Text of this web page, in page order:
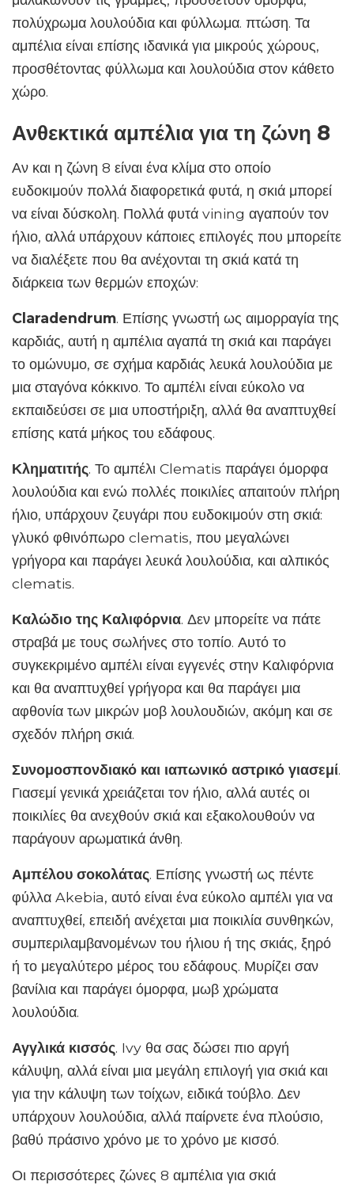
πολύχρωμα λουλούδια και φύλλωμα. πτώση. Τα
αμπέλια είναι επίσης ιδανικά για μικρούς χώρους,
προσθέτοντας φύλλωμα και λουλούδια στον κάθετο
χώρο.
Ανθεκτικά αμπέλια για τη ζώνη 8
Αν και η ζώνη 8 είναι ένα κλίμα στο οποίο
ευδοκιμούν πολλά διαφορετικά φυτά, η σκιά μπορεί
να είναι δύσκολη. Πολλά φυτά vining αγαπούν τον
ήλιο, αλλά υπάρχουν κάποιες επιλογές που μπορείτε
να διαλέξετε που θα ανέχονται τη σκιά κατά τη
διάρκεια των θερμών εποχών:
Claradendrum. Επίσης γνωστή ως αιμορραγία της
καρδιάς, αυτή η αμπέλια αγαπά τη σκιά και παράγει
το ομώνυμο, σε σχήμα καρδιάς λευκά λουλούδια με
μια σταγόνα κόκκινο. Το αμπέλι είναι εύκολο να
εκπαιδεύσει σε μια υποστήριξη, αλλά θα αναπτυχθεί
επίσης κατά μήκος του εδάφους.
Κληματιτής. Το αμπέλι Clematis παράγει όμορφα
λουλούδια και ενώ πολλές ποικιλίες απαιτούν πλήρη
ήλιο, υπάρχουν ζευγάρι που ευδοκιμούν στη σκιά:
γλυκό φθινόπωρο clematis, που μεγαλώνει
γρήγορα και παράγει λευκά λουλούδια, και αλπικός
clematis.
Καλώδιο της Καλιφόρνια. Δεν μπορείτε να πάτε
στραβά με τους σωλήνες στο τοπίο. Αυτό το
συγκεκριμένο αμπέλι είναι εγγενές στην Καλιφόρνια
και θα αναπτυχθεί γρήγορα και θα παράγει μια
αφθονία των μικρών μοβ λουλουδιών, ακόμη και σε
σχεδόν πλήρη σκιά.
Συνομοσπονδιακό και ιαπωνικό αστρικό γιασεμί.
Γιασεμί γενικά χρειάζεται τον ήλιο, αλλά αυτές οι
ποικιλίες θα ανεχθούν σκιά και εξακολουθούν να
παράγουν αρωματικά άνθη.
Αμπέλου σοκολάτας. Επίσης γνωστή ως πέντε
φύλλα Akebia, αυτό είναι ένα εύκολο αμπέλι για να
αναπτυχθεί, επειδή ανέχεται μια ποικιλία συνθηκών,
συμπεριλαμβανομένων του ήλιου ή της σκιάς, ξηρό
ή το μεγαλύτερο μέρος του εδάφους. Μυρίζει σαν
βανίλια και παράγει όμορφα, μωβ χρώματα
λουλούδια.
Αγγλικά κισσός. Ivy θα σας δώσει πιο αργή
κάλυψη, αλλά είναι μια μεγάλη επιλογή για σκιά και
για την κάλυψη των τοίχων, ειδικά τούβλο. Δεν
υπάρχουν λουλούδια, αλλά παίρνετε ένα πλούσιο,
βαθύ πράσινο χρόνο με το χρόνο με κισσό.
Οι περισσότερες ζώνες 8 αμπέλια για σκιά